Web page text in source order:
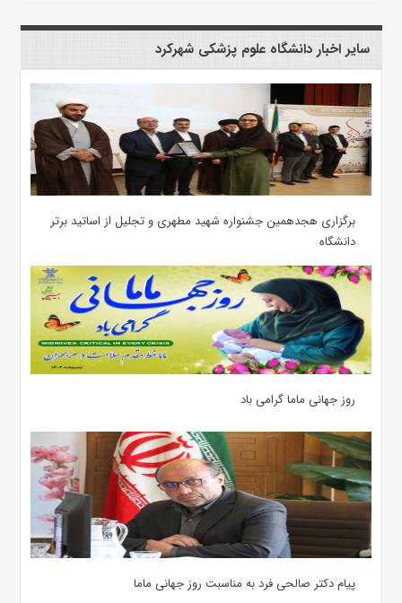
سایر اخبار دانشگاه علوم پزشکی شهرکرد
برگزاری هجدهمین جشنواره شهید مطهری و تجلیل از اساتید برتر
دانشگاه
روز جهانی ماما گرامی باد
پیام دکتر صالحی فرد به مناسبت روز جهانی ماما